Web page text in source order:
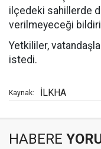
ilçedeki sahillerde
verilmeyeceği
Yetkililer,
istedi.
Kaynak: İLKHA
HABERE